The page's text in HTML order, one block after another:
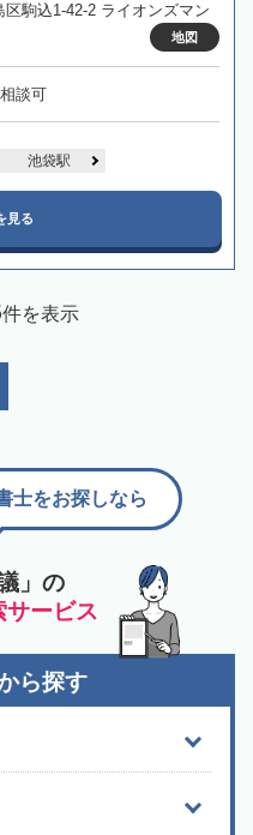
駒込1-42-2 ライオンズマン
地図
談可
池袋駅
見る
件を表示
」の
サービス
士をお探しなら
ら探す